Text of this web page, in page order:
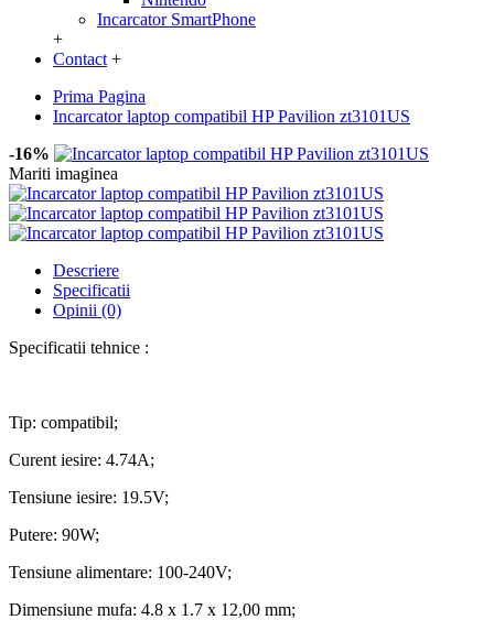
Incarcator SmartPhone
+
Contact +
Prima Pagina
Incarcator laptop compatibil HP Pavilion zt3101US
-16%
Mariti imaginea
Descriere
Specificatii
Opinii (0)
Specificatii tehnice :
Tip: compatibil;
Curent iesire: 4.74A;
Tensiune iesire: 19.5V;
Putere: 90W;
Tensiune alimentare: 100-240V;
Dimensiune mufa: 4.8 x 1.7 x 12,00 mm;